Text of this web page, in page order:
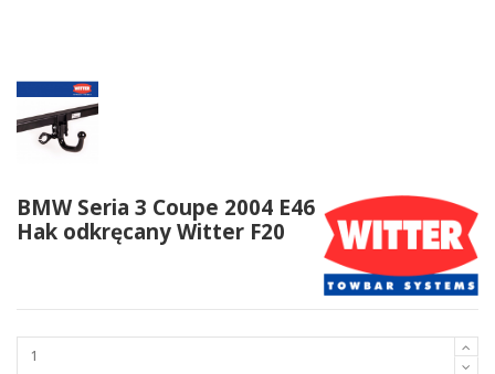
BMW Seria 3 Coupe 2004 E46
Hak odkręcany Witter F20